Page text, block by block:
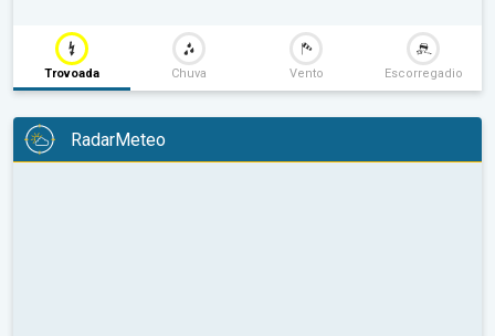
Trovoada Chuva Vento Escorregadio
RadarMeteo